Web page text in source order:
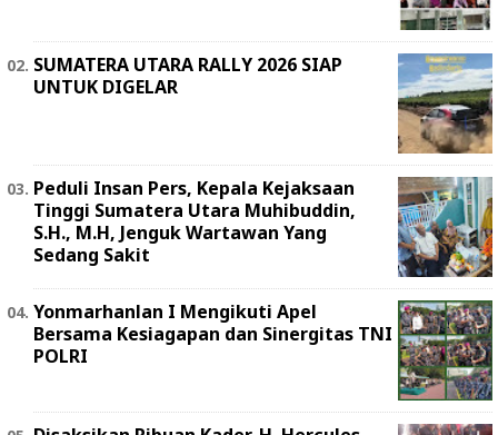
SUMATERA UTARA RALLY 2026 SIAP
UNTUK DIGELAR
Peduli Insan Pers, Kepala Kejaksaan
Tinggi Sumatera Utara Muhibuddin,
S.H., M.H, Jenguk Wartawan Yang
Sedang Sakit
Yonmarhanlan I Mengikuti Apel
Bersama Kesiagapan dan Sinergitas TNI
POLRI